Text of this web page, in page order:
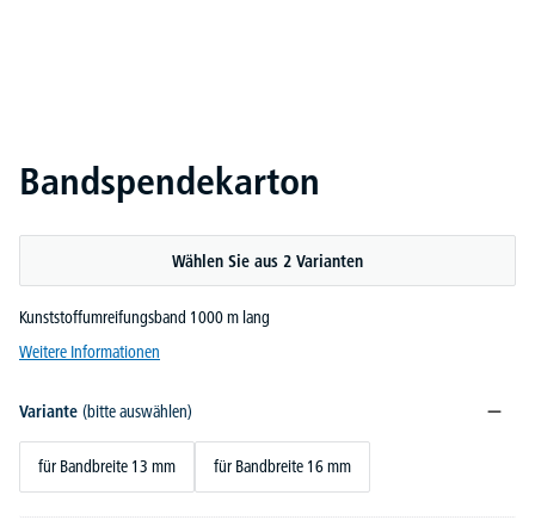
Bandspendekarton
Wählen Sie aus 2 Varianten
Kunststoffumreifungsband 1000 m lang
Weitere Informationen
Variante (bitte auswählen)
für Bandbreite 13 mm für Bandbreite 16 mm